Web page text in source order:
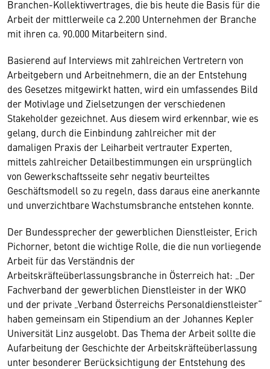
Branchen-Kollektivvertrages, die bis heute die Basis für die
Arbeit der mittlerweile ca 2.200 Unternehmen der Branche
mit ihren ca. 90.000 Mitarbeitern sind.
Basierend auf Interviews mit zahlreichen Vertretern von
Arbeitgebern und Arbeitnehmern, die an der Entstehung
des Gesetzes mitgewirkt hatten, wird ein umfassendes Bild
der Motivlage und Zielsetzungen der verschiedenen
Stakeholder gezeichnet. Aus diesem wird erkennbar, wie es
gelang, durch die Einbindung zahlreicher mit der
damaligen Praxis der Leiharbeit vertrauter Experten,
mittels zahlreicher Detailbestimmungen ein ursprünglich
von Gewerkschaftsseite sehr negativ beurteiltes
Geschäftsmodell so zu regeln, dass daraus eine anerkannte
und unverzichtbare Wachstumsbranche entstehen konnte.
Der Bundessprecher der gewerblichen Dienstleister, Erich
Pichorner, betont die wichtige Rolle, die die nun vorliegende
Arbeit für das Verständnis der
Arbeitskräfteüberlassungsbranche in Österreich hat: „Der
Fachverband der gewerblichen Dienstleister in der WKO
und der private „Verband Österreichs Personaldienstleister“
haben gemeinsam ein Stipendium an der Johannes Kepler
Universität Linz ausgelobt. Das Thema der Arbeit sollte die
Aufarbeitung der Geschichte der Arbeitskräfteüberlassung
unter besonderer Berücksichtigung der Entstehung des